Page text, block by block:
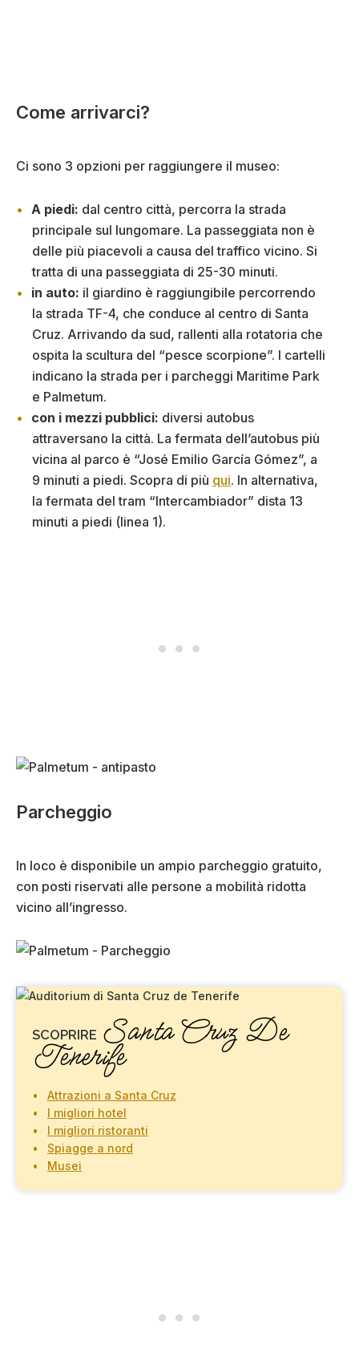
Come arrivarci?
Ci sono 3 opzioni per raggiungere il museo:
A piedi: dal centro città, percorra la strada
principale sul lungomare. La passeggiata non è
delle più piacevoli a causa del traffico vicino. Si
tratta di una passeggiata di 25-30 minuti.
in auto: il giardino è raggiungibile percorrendo
la strada TF-4, che conduce al centro di Santa
Cruz. Arrivando da sud, rallenti alla rotatoria che
ospita la scultura del “pesce scorpione”. I cartelli
indicano la strada per i parcheggi Maritime Park
e Palmetum.
con i mezzi pubblici: diversi autobus
attraversano la città. La fermata dell’autobus più
vicina al parco è “José Emilio García Gómez”, a
9 minuti a piedi. Scopra di più qui. In alternativa,
la fermata del tram “Intercambiador” dista 13
minuti a piedi (linea 1).
Parcheggio
In loco è disponibile un ampio parcheggio gratuito,
con posti riservati alle persone a mobilità ridotta
vicino all’ingresso.
SCOPRIRE Santa Cruz De
Tenerife
Attrazioni a Santa Cruz
I migliori hotel
I migliori ristoranti
Spiagge a nord
Musei